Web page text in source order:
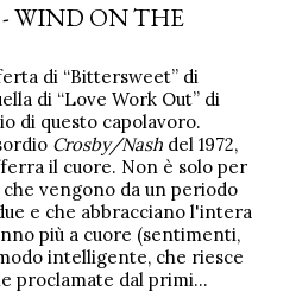
WIND ON THE
di “Bittersweet” di
di “Love Work Out” di
di questo capolavoro.
Crosby/Nash del 1972,
il cuore. Non è solo per
vengono da un periodo
e che abbracciano l'intera
più a cuore (sentimenti,
intelligente, che riesce
proclamate dal primi…